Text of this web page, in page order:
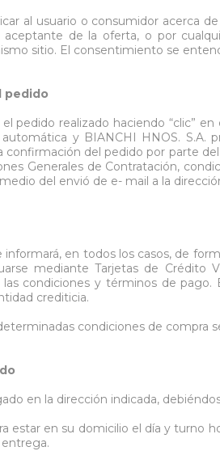
al usuario o consumidor acerca
aceptante de la oferta, o por
sitio. El consentimiento se
pedido
pedido realizado haciendo “clic”
y BIANCHI HNOS. S.A.
confirmación del pedido por parte
Generales de Contratación,
del envió de e- mail a la
en todos los casos, de
mediante Tarjetas de Crédito
las condiciones y términos de
crediticia.
condiciones de compra
en la dirección indicada,
estar en su domicilio el día y turno